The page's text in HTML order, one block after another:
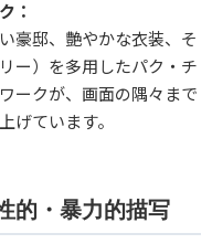
：
豪邸、艶やかな衣装、そ
ー）を多用したパク・チ
ークが、画面の隅々まで
げています。
的・暴力的描写